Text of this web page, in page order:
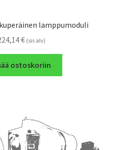
lamppumoduli
€ (sis alv)
ostoskoriin